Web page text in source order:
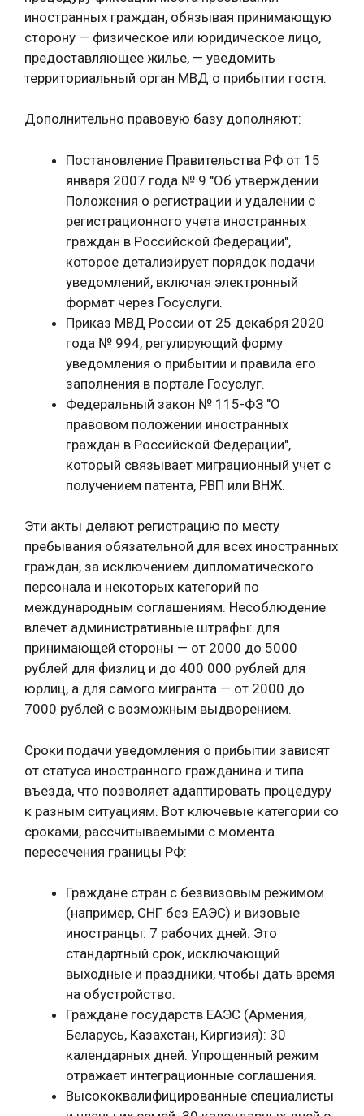
иностранных граждан, обязывая принимающую
сторону — физическое или юридическое лицо,
предоставляющее жилье, — уведомить
территориальный орган МВД о прибытии гостя.
Дополнительно правовую базу дополняют:
Постановление Правительства РФ от 15
января 2007 года № 9 "Об утверждении
Положения о регистрации и удалении с
регистрационного учета иностранных
граждан в Российской Федерации",
которое детализирует порядок подачи
уведомлений, включая электронный
формат через Госуслуги.
Приказ МВД России от 25 декабря 2020
года № 994, регулирующий форму
уведомления о прибытии и правила его
заполнения в портале Госуслуг.
Федеральный закон № 115-ФЗ "О
правовом положении иностранных
граждан в Российской Федерации",
который связывает миграционный учет с
получением патента, РВП или ВНЖ.
Эти акты делают регистрацию по месту
пребывания обязательной для всех иностранных
граждан, за исключением дипломатического
персонала и некоторых категорий по
международным соглашениям. Несоблюдение
влечет административные штрафы: для
принимающей стороны — от 2000 до 5000
рублей для физлиц и до 400 000 рублей для
юрлиц, а для самого мигранта — от 2000 до
7000 рублей с возможным выдворением.
Сроки подачи уведомления о прибытии зависят
от статуса иностранного гражданина и типа
въезда, что позволяет адаптировать процедуру
к разным ситуациям. Вот ключевые категории со
сроками, рассчитываемыми с момента
пересечения границы РФ:
Граждане стран с безвизовым режимом
(например, СНГ без ЕАЭС) и визовые
иностранцы: 7 рабочих дней. Это
стандартный срок, исключающий
выходные и праздники, чтобы дать время
на обустройство.
Граждане государств ЕАЭС (Армения,
Беларусь, Казахстан, Киргизия): 30
календарных дней. Упрощенный режим
отражает интеграционные соглашения.
Высококвалифицированные специалисты